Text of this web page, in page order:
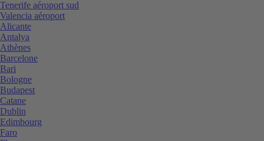
Tenerife aéroport sud
Valencia aéroport
Alicante
Antalya
Athènes
Barcelone
Bari
Bologne
Budapest
Catane
Dublin
Edimbourg
Faro